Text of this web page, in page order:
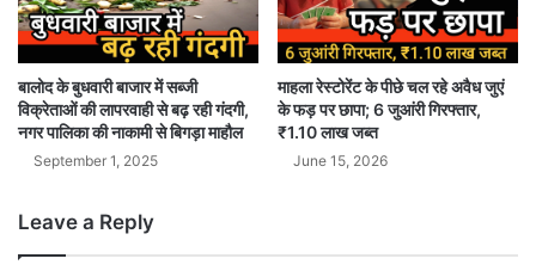
बालोद के बुधवारी बाजार में सब्जी
विक्रेताओं की लापरवाही से बढ़ रही गंदगी,
नगर पालिका की नाकामी से बिगड़ा माहौल
September 1, 2025
माहला रेस्टोरेंट के पीछे चल रहे अवैध जुएं
के फड़ पर छापा; 6 जुआंरी गिरफ्तार,
₹1.10 लाख जब्त
June 15, 2026
Leave a Reply